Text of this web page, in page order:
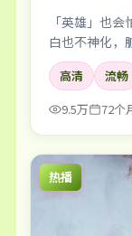
「英雄」也
白也不神化，
高清
流畅
9.5万
72个
热播